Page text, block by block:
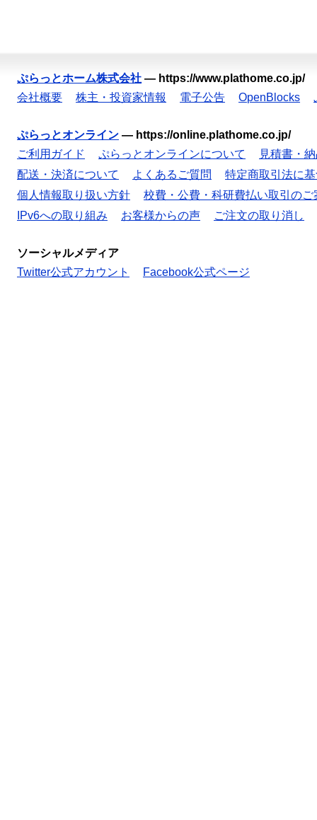
ぷらっとホーム株式会社 — https://www.plathome.co.jp/
会社概要
株主・投資家情報 電子公告 OpenBlocks
ぷらっとオンライン — https://online.plathome.co.jp/
ご利用ガイド
ぷらっとオンラインについて
見積書・
配送・決済について
よくあるご質問
特定商取引法に
個人情報取り扱い方針
校費・公費・科研費払い取引のご
IPv6への取り組み
お客様からの声 ご注文の取り消し
ソーシャルメディア
Twitter公式アカウント
Facebook公式ページ